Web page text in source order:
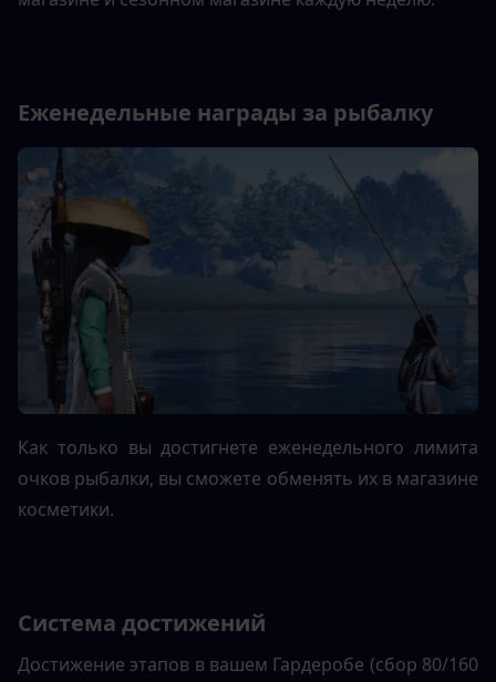
Еженедельные награды за рыбалку
Как только вы достигнете еженедельного лимита
очков рыбалки, вы сможете обменять их в магазине
косметики.
Система достижений
Достижение этапов в вашем Гардеробе (сбор 80/160